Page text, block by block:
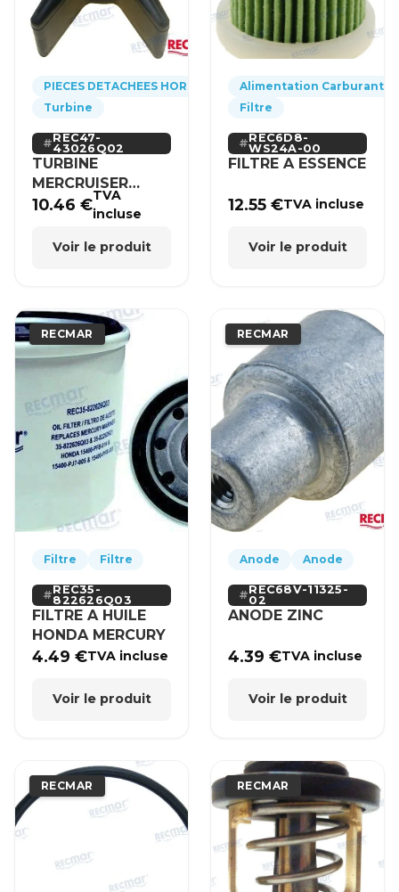
PIECES DETACHEES HORS-BORD
Turbine
REC47-
43026Q02
TURBINE
MERCRUISER
MERCURY BRP
10.46€TVA
incluse
Voir le produit
Alimentation Carburant
Filtre
REC6D8-
WS24A-00
FILTRE A ESSENCE
12.55€TVA incluse
Voir le produit
RECMAR
Filtre Filtre
REC35-
822626Q03
FILTRE A HUILE
HONDA MERCURY
4.49€TVA incluse
Voir le produit
RECMAR
Anode Anode
REC68V-11325-
02
ANODE ZINC
4.39€TVA incluse
Voir le produit
RECMAR RECMAR